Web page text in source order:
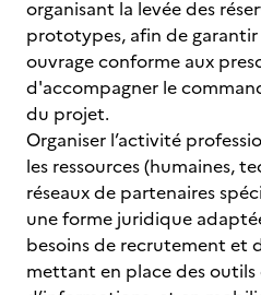
organisant la levée des
prototypes, afin de
ouvrage conforme aux
d'accompagner le
du projet.
Organiser l’activité
les ressources (humaines,
réseaux de partenaires
une forme juridique
besoins de recrutement et
mettant en place des